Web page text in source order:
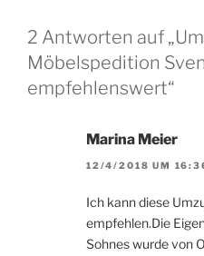
2 Antworten auf
Möbelspedition
empfehlenswert“
Marina Meier
12/4/2018 UM
Ich kann diese
empfehlen.Die
Sohnes wurde von